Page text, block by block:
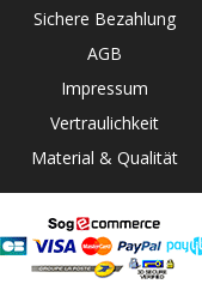
Sichere Bezahlung
AGB
Impressum
Vertraulichkeit
Material & Qualität